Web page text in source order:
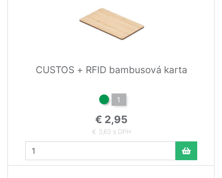
CUSTOS + RFID bambusová karta
1
€ 2,95
€ 3,63 s DPH